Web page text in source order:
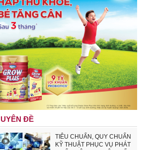
ĐỀ
TIÊU CHUẨN, QUY CHUẨN
KỸ THUẬT PHỤC VỤ PHÁT